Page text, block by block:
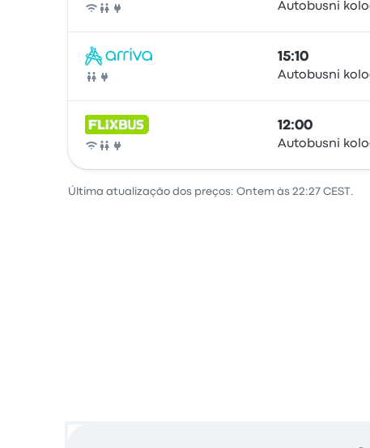
Autocarro
Autobusni
Autocarro
15:10
Autobusni
Autocarro
12:00
Autobusni
Última atualização dos preços: Ontem às 22:27 CEST.